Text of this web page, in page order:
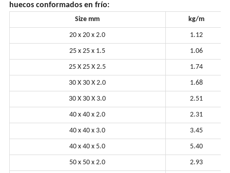
huecos conformados en frío:
Size mm kg/m
20 x 20 x 2.0 1.12
25 x 25 x 1.5 1.06
25 X 25 X 2.5 1.74
30 X 30 X 2.0 1.68
30 X 30 X 3.0 2.51
40 x 40 x 2.0 2.31
40 x 40 x 3.0 3.45
40 x 40 x 5.0 5.40
50 x 50 x 2.0 2.93